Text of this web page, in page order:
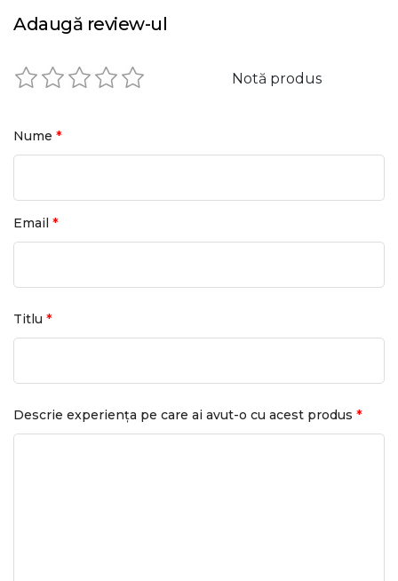
Adaugă review-ul
Notă produs
Nume *
Email *
Titlu *
Descrie experiența pe care ai avut-o cu acest produs *